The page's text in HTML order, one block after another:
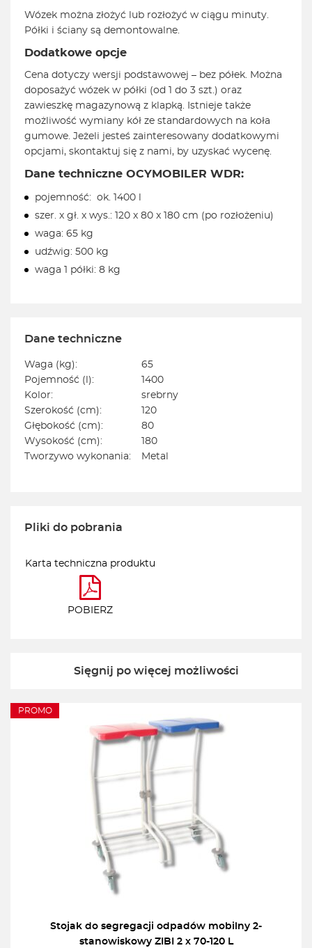
Wózek można złożyć lub rozłożyć w ciągu minuty.
Półki i ściany są demontowalne.
Dodatkowe opcje
Cena dotyczy wersji podstawowej – bez półek. Można
doposażyć wózek w półki (od 1 do 3 szt.) oraz
zawieszkę magazynową z klapką. Istnieje także
możliwość wymiany kół ze standardowych na koła
gumowe. Jeżeli jesteś zainteresowany dodatkowymi
opcjami, skontaktuj się z nami, by uzyskać wycenę.
Dane techniczne OCYMOBILER WDR:
pojemność: ok. 1400 l
szer. x gł. x wys.: 120 x 80 x 180 cm (po rozłożeniu)
waga: 65 kg
udźwig: 500 kg
waga 1 półki: 8 kg
Dane techniczne
Waga (kg):
65
Pojemność (l):
1400
Kolor:
srebrny
Szerokość (cm):
120
Głębokość (cm):
80
Wysokość (cm):
180
Tworzywo wykonania:
Metal
Pliki do pobrania
Karta techniczna produktu
POBIERZ
Sięgnij po więcej możliwości
PROMO
Stojak do segregacji odpadów mobilny 2-
stanowiskowy ZIBI 2 x 70-120 L